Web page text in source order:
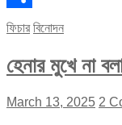
Share
ফিচার বিনোদন
হেনার মুখে না
March 13, 2025 2